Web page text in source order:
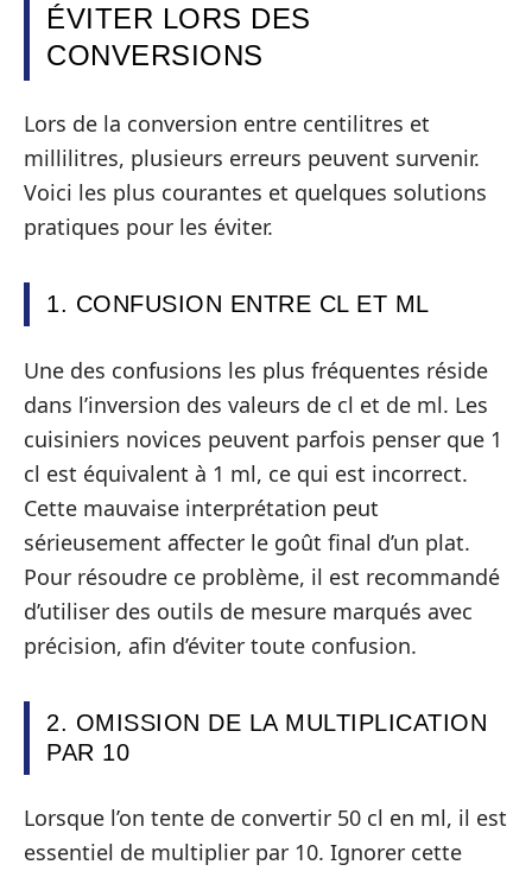
ÉVITER LORS DES
CONVERSIONS
Lors de la conversion entre centilitres et
millilitres, plusieurs erreurs peuvent survenir.
Voici les plus courantes et quelques solutions
pratiques pour les éviter.
1. CONFUSION ENTRE CL ET ML
Une des confusions les plus fréquentes réside
dans l’inversion des valeurs de cl et de ml. Les
cuisiniers novices peuvent parfois penser que 1
cl est équivalent à 1 ml, ce qui est incorrect.
Cette mauvaise interprétation peut
sérieusement affecter le goût final d’un plat.
Pour résoudre ce problème, il est recommandé
d’utiliser des outils de mesure marqués avec
précision, afin d’éviter toute confusion.
2. OMISSION DE LA MULTIPLICATION
PAR 10
Lorsque l’on tente de convertir 50 cl en ml, il est
essentiel de multiplier par 10. Ignorer cette